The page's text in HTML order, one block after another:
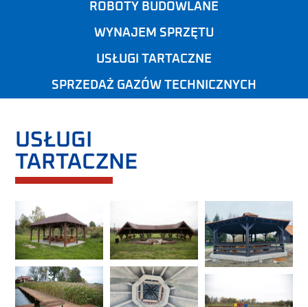
ROBOTY BUDOWLANE
WYNAJEM SPRZĘTU
USŁUGI TARTACZNE
SPRZEDAŻ GAZÓW TECHNICZNYCH
USŁUGI
TARTACZNE